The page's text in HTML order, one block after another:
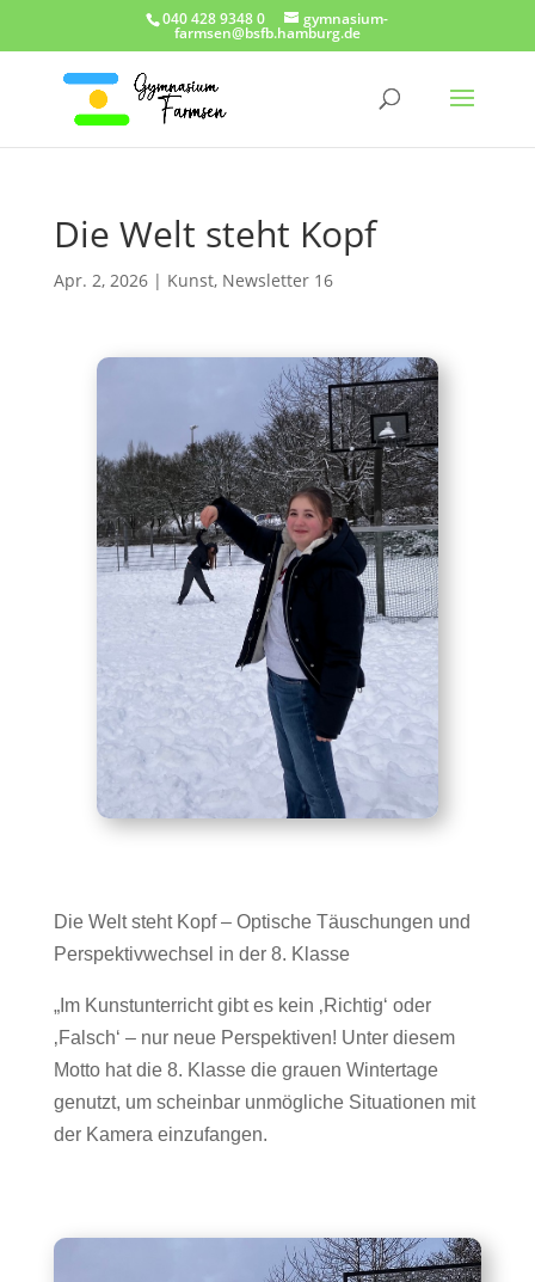
040 428 9348 0 gymnasium-
farmsen@bsfb.hamburg.de
Die Welt steht Kopf
Apr. 2, 2026| Kunst, Newsletter 16
Die Welt steht Kopf – Optische Täuschungen und
Perspektivwechsel in der 8. Klasse
„Im Kunstunterricht gibt es kein ‚Richtig‘ oder
‚Falsch‘ – nur neue Perspektiven! Unter diesem
Motto hat die 8. Klasse die grauen Wintertage
genutzt, um scheinbar unmögliche Situationen mit
der Kamera einzufangen.